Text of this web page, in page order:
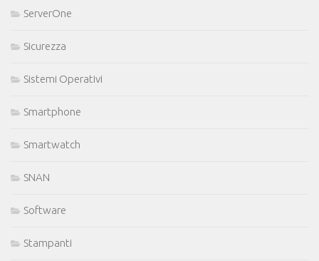
ServerOne
Sicurezza
Sistemi Operativi
Smartphone
Smartwatch
SNAN
Software
Stampanti